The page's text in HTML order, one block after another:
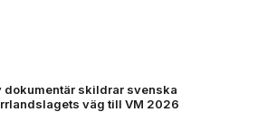
dokumentär skildrar svenska
väg till VM 2026